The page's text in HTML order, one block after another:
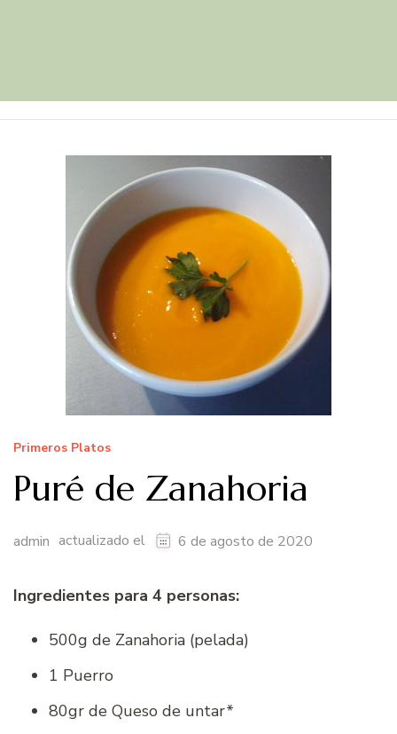
Primeros Platos
Puré de Zanahoria
admin actualizado el 6 de agosto de 2020
Ingredientes para 4 personas:
500g de Zanahoria (pelada)
1 Puerro
80gr de Queso de untar*